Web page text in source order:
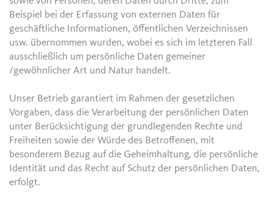
Beispiel bei der Erfassung von externen Daten für
geschäftliche Informationen, öffentlichen Verzeichnissen
usw. übernommen wurden, wobei es sich im letzteren Fall
ausschließlich um persönliche Daten gemeiner
/gewöhnlicher Art und Natur handelt.
Unser Betrieb garantiert im Rahmen der gesetzlichen
Vorgaben, dass die Verarbeitung der persönlichen Daten
unter Berücksichtigung der grundlegenden Rechte und
Freiheiten sowie der Würde des Betroffenen, mit
besonderem Bezug auf die Geheimhaltung, die persönliche
Identität und das Recht auf Schutz der persönlichen Daten,
erfolgt.